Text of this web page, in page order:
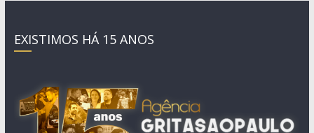
EXISTIMOS HÁ 15 ANOS